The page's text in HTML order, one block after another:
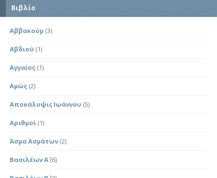
Βιβλίο
Αββακούμ (3)
Αβδιού (1)
Αγγαίος (1)
Αμώς (2)
Αποκάλυψις Ιωάννου (5)
Αριθμοί (1)
Άσμα Ασμάτων (2)
Βασιλέων Α΄(6)